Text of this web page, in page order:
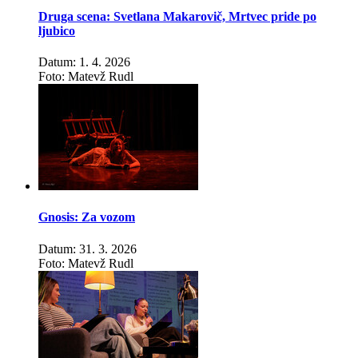
Druga scena: Svetlana Makarovič, Mrtvec pride po
ljubico
Datum: 1. 4. 2026
Foto: Matevž Rudl
Gnosis: Za vozom
Datum: 31. 3. 2026
Foto: Matevž Rudl